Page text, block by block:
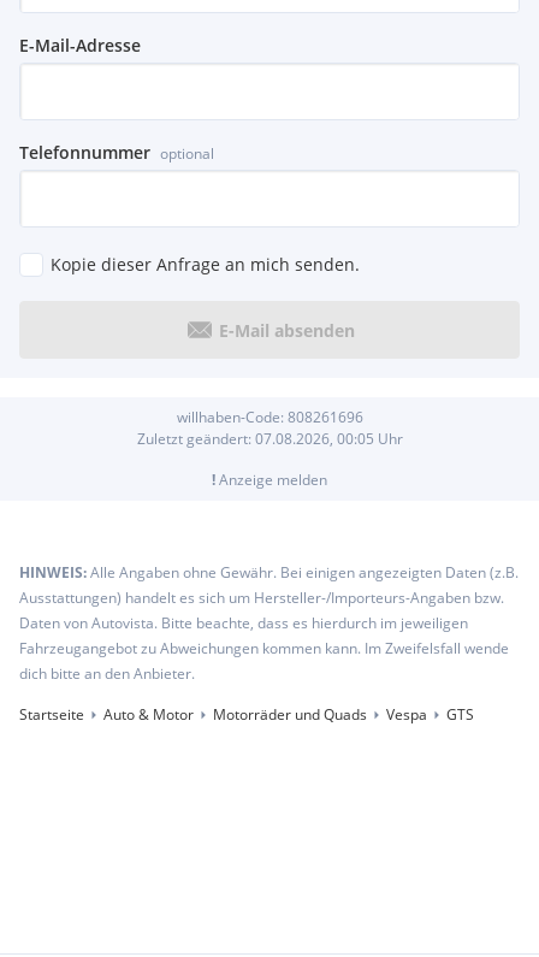
E-Mail-Adresse
Telefonnummer optional
Kopie dieser Anfrage an mich senden.
E-Mail absenden
willhaben-Code: 808261696
Zuletzt geändert: 07.08.2026, 00:05 Uhr
!Anzeige melden
HINWEIS:Alle Angaben ohne Gewähr. Bei einigen angezeigten Daten (z.B.
Ausstattungen) handelt es sich um Hersteller-/Importeurs-Angaben bzw.
Daten von Autovista. Bitte beachte, dass es hierdurch im jeweiligen
Fahrzeugangebot zu Abweichungen kommen kann. Im Zweifelsfall wende
dich bitte an den Anbieter.
Startseite
Auto & Motor Motorräder und Quads Vespa GTS